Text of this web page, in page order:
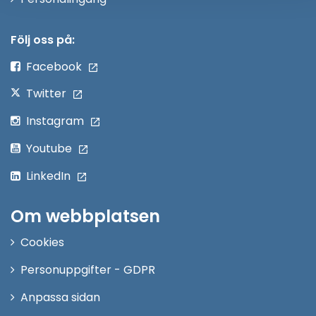
Följ oss på:
Facebook
Twitter
Instagram
Youtube
LinkedIn
Om webbplatsen
Cookies
Personuppgifter - GDPR
Anpassa sidan